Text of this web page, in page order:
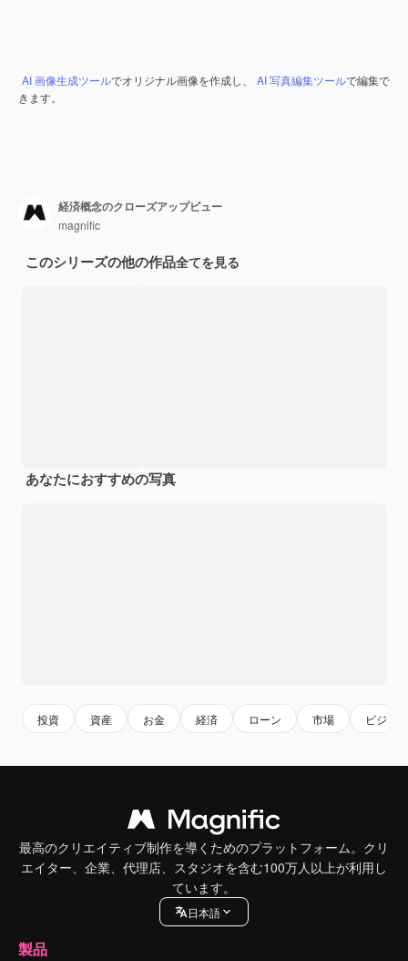
AI 画像生成ツールでオリジナル画像を作成し、 AI 写真編集ツールで編集で
きます。
経済概念のクローズアップビュー
magnific
このシリーズの他の作品全てを見る
あなたにおすすめの写真
投資 資産 お金 経済 ローン 市場 ビジネス
最高のクリエイティブ制作を導くためのプラットフォーム。クリ
エイター、企業、代理店、スタジオを含む100万人以上が利用し
ています。
日本語
製品